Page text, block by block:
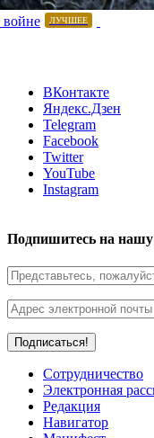
ЛУЧШЕЕ
ВКонтакте
Яндекс.Дзен
Telegram
Facebook
Twitter
YouTube
Instagram
Подпишитесь на
Сотрудничество
Электронная
Редакция
Навигатор